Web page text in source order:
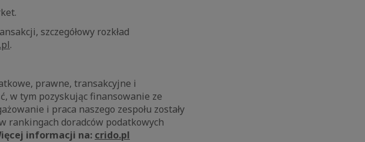
szczegółowy rozkład
.
prawne, transakcyjne i
w tym pozyskując finansowanie ze
i praca naszego zespołu zostały
rankingach doradców podatkowych
informacji na: crido.pl